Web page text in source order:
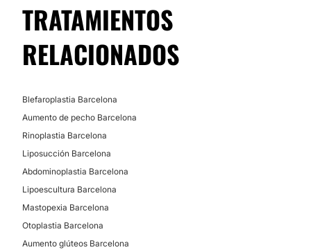
Tratamiento varices
Lifting sin cirugía
TRATAMIENTOS
RELACIONADOS
Blefaroplastia Barcelona
Aumento de pecho Barcelona
Rinoplastia Barcelona
Liposucción Barcelona
Abdominoplastia Barcelona
Lipoescultura Barcelona
Mastopexia Barcelona
Otoplastia Barcelona
Aumento glúteos Barcelona